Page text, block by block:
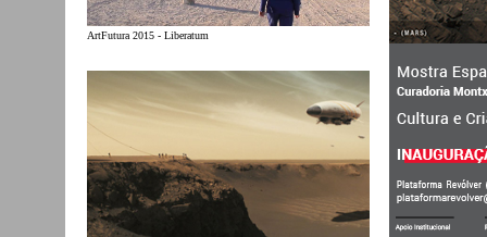
ArtFutura 2015 - Liberatum